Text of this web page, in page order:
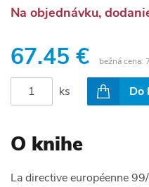
Na objednávku,
67.45 € bežná cena:
ks Do
O knihe
La directive européenne